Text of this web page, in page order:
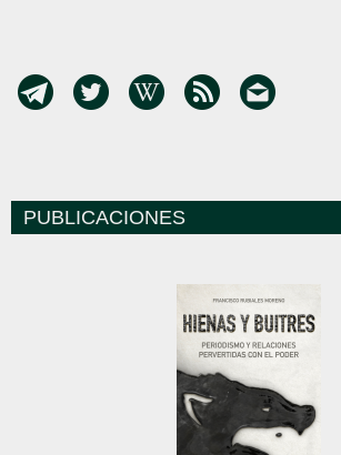
PUBLICACIONES